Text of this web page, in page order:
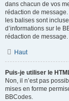
dans chacun de vos
rédaction de
les balises sont
d’informations sur le
rédaction de message.
Haut
Puis-je utiliser le
Non, il n’est pas
mises en forme
BBCodes.